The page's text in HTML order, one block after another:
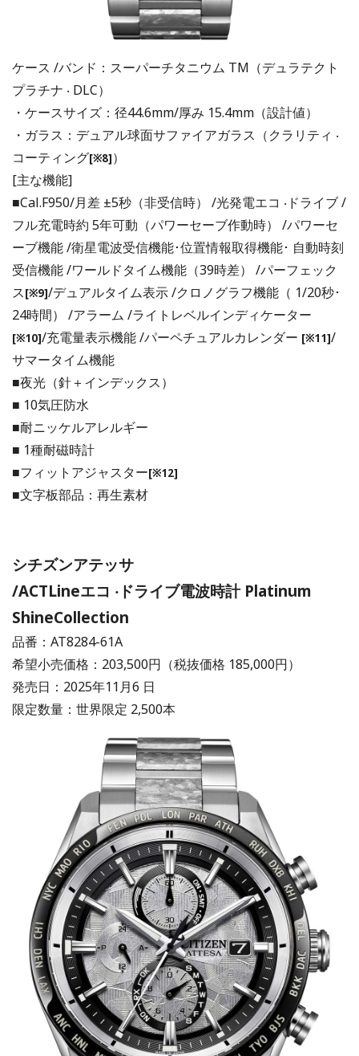
ケース /バンド：スーパーチタニウム TM（デュラテクト
プラチナ ‧ DLC）
・ケースサイズ：径44.6mm/厚み 15.4mm（設計値）
・ガラス：デュアル球面サファイアガラス（クラリティ ‧
コーティング[※8]）
[主な機能]
■Cal.F950/月差 ±5秒（非受信時） /光発電エコ ‧ドライブ /
フル充電時約 5年可動（パワーセーブ作動時） /パワーセ
ーブ機能 /衛星電波受信機能･位置情報取得機能･ ⾃動時刻
受信機能 /ワールドタイム機能（39時差） /パーフェック
ス[※9]/デュアルタイム表示 /クロノグラフ機能（ 1/20秒･
24時間） /アラーム /ライトレベルインディケーター
[※10]/充電量表示機能 /パーペチュアルカレンダー [※11]/
サマータイム機能
■夜光（針＋インデックス）
■ 10気圧防水
■耐ニッケルアレルギー
■ 1種耐磁時計
■フィットアジャスター[※12]
■⽂字板部品：再生素材
シチズンアテッサ
/ACTLineエコ ‧ドライブ電波時計 Platinum
ShineCollection
品番：AT8284-61A
希望⼩売価格：203,500円（税抜価格 185,000円）
発売⽇：2025年11月6 ⽇
限定数量：世界限定 2,500本